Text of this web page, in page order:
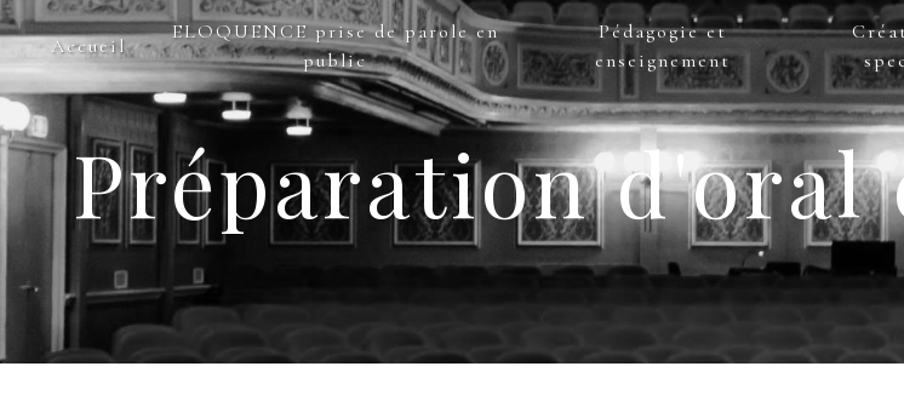
Panneau de gestion des cookies
Accueil
ELOQUENCE prise de parole en
public
Pédagogie et
enseignement
Préparation d'oral